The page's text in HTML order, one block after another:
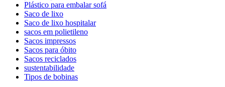
Plástico para embalar sofá
Saco de lixo
Saco de lixo hospitalar
sacos em polietileno
Sacos impressos
Sacos para óbito
Sacos reciclados
sustentabilidade
Tipos de bobinas